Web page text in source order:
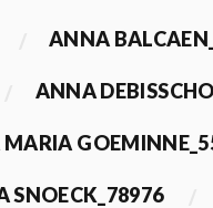
ANNA
ANNA
SNOECK_78976